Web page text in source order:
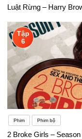
Luật Rừng – Harry
Tập
6
Phim Phim bộ
2 Broke Girls –